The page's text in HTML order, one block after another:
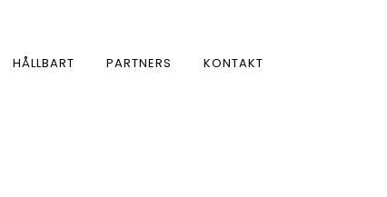
HÅLLBART PARTNERS KONTAKT